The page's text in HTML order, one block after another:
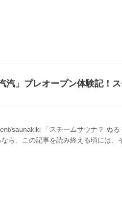
汽」プレオープン体験記！
saunakiki 「スチームサウナ？ ぬる
ら、この記事を読み終える頃には